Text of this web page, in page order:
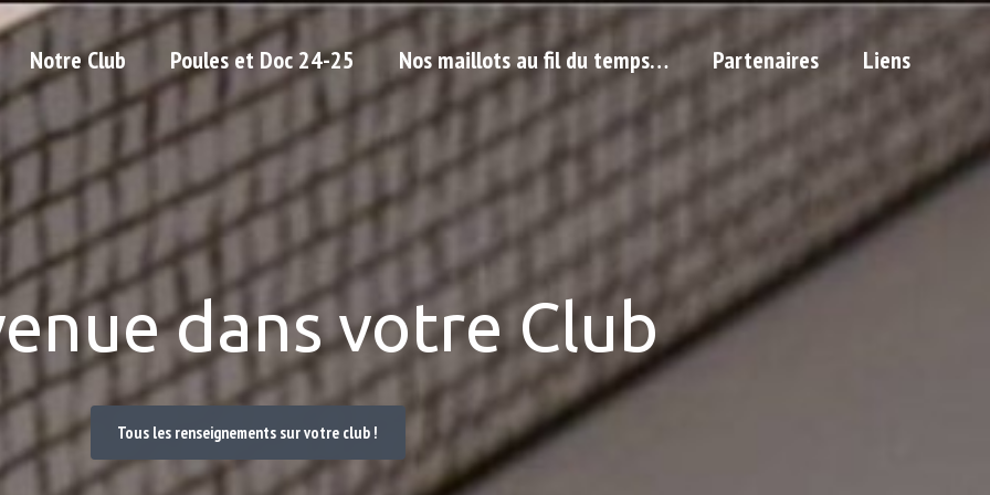
Notre Club Poules et Doc 24-25 Nos maillots au fil du temps… Partenaires Liens
dans votre Club
Tous les renseignements sur votre club !